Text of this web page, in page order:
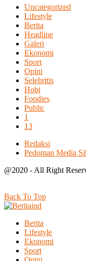
Uncategorized
Lifestyle
Berita
Headline
Galeri
Ekonomi
Sport
Opini
Selebritis
Hobi
Foodies
Public
1
13
Redaksi
Pedoman Media
@2020 - All Right
Back To Top
Berita
Lifestyle
Ekonomi
Sport